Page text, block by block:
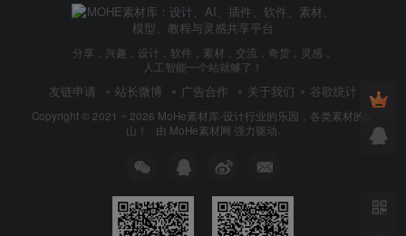
分享，兴趣，设计，软件，素材，交流，奇货，灵感，
人工智能一个站就够了！
友链申请 站长微博 广告合作 关于我们 谷歌统计
Copyright © 2021 ~ 2026 MoHe素材库-设计行业的乐园，各类素材的矿
山！ · 由 MoHe素材网 强力驱动.